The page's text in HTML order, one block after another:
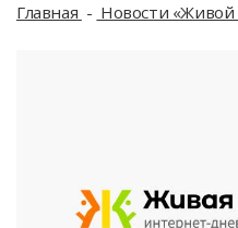
Главная Новости «Живой